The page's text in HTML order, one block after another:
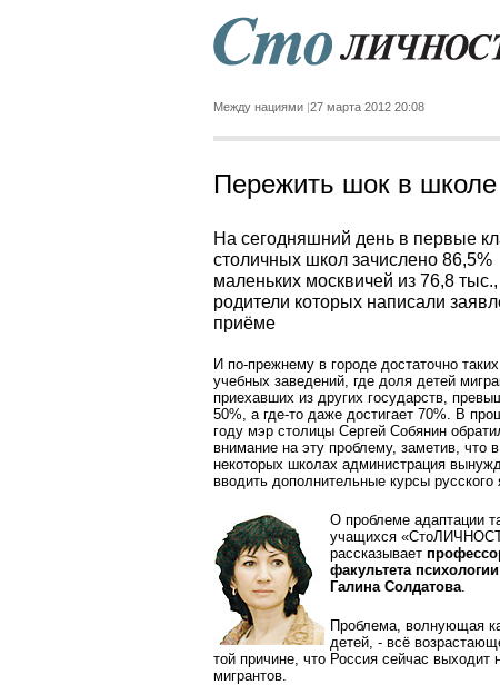
Между нациями 27 марта 2012 20:08
Пережить шок в школе
На сегодняшний день в первые
столичных школ зачислено 86,5%
маленьких москвичей из 76,8 тыс.,
родители которых написали
приёме
И по-прежнему в городе достаточно таких
учебных заведений, где доля детей
приехавших из других государств,
50%, а где-то даже достигает 70%. В
году мэр столицы Сергей Собянин
внимание на эту проблему, заметив, что в
некоторых школах администрация
вводить дополнительные курсы русского
О проблеме адаптации
учащихся
рассказывает
факультета
Галина Солдатова.
Проблема, волнующая
детей, - всё
той причине, что Россия сейчас
мигрантов.